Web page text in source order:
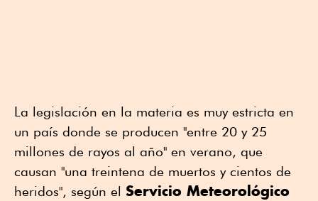
La legislación en la materia es muy estricta en
un país donde se producen "entre 20 y 25
millones de rayos al año" en verano, que
causan "una treintena de muertos y cientos de
heridos", según el Servicio Meteorológico